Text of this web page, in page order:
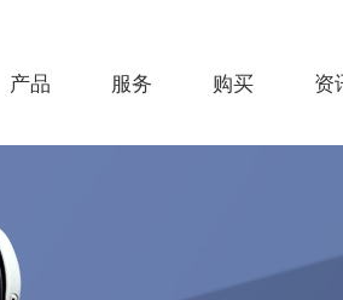
产品 服务 购买 资